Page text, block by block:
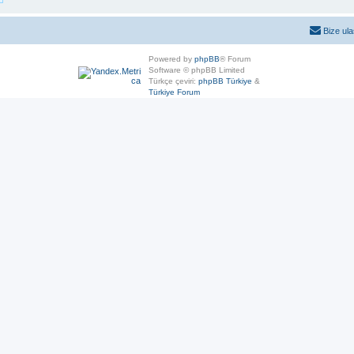
Bize
Powered by phpBB® Forum
Software © phpBB Limited
Türkçe çeviri: phpBB Türkiye &
Türkiye Forum